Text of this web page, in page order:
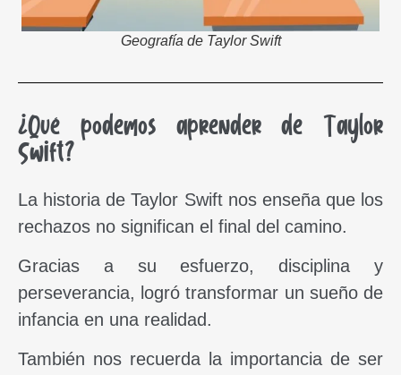
Geografía de Taylor Swift
¿Qué podemos aprender de Taylor
Swift?
La historia de Taylor Swift nos enseña que los
rechazos no significan el final del camino.
Gracias a su esfuerzo, disciplina y
perseverancia, logró transformar un sueño de
infancia en una realidad.
También nos recuerda la importancia de ser